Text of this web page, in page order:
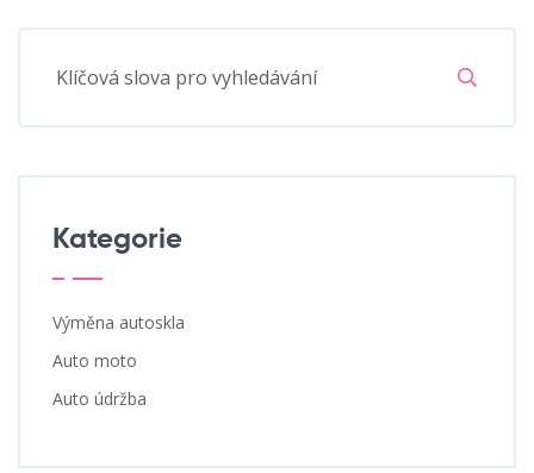
Kategorie
Výměna autoskla
Auto moto
Auto údržba